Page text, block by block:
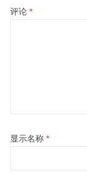
评论 *
显示名称 *